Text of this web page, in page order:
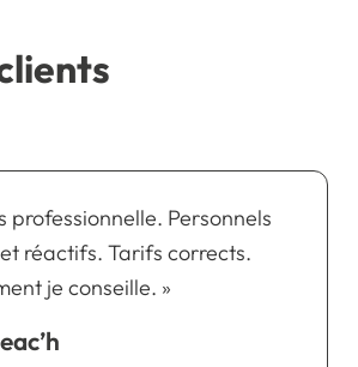
professionnelle. Personnels
réactifs. Tarifs corrects.
je conseille. »